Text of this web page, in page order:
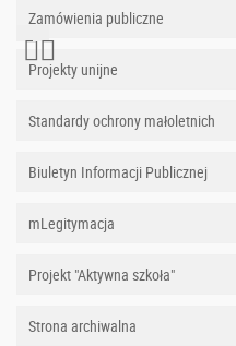
Zamówienia publiczne
Projekty unijne
Standardy ochrony małoletnich
Biuletyn Informacji Publicznej
mLegitymacja
Projekt "Aktywna szkoła"
Strona archiwalna